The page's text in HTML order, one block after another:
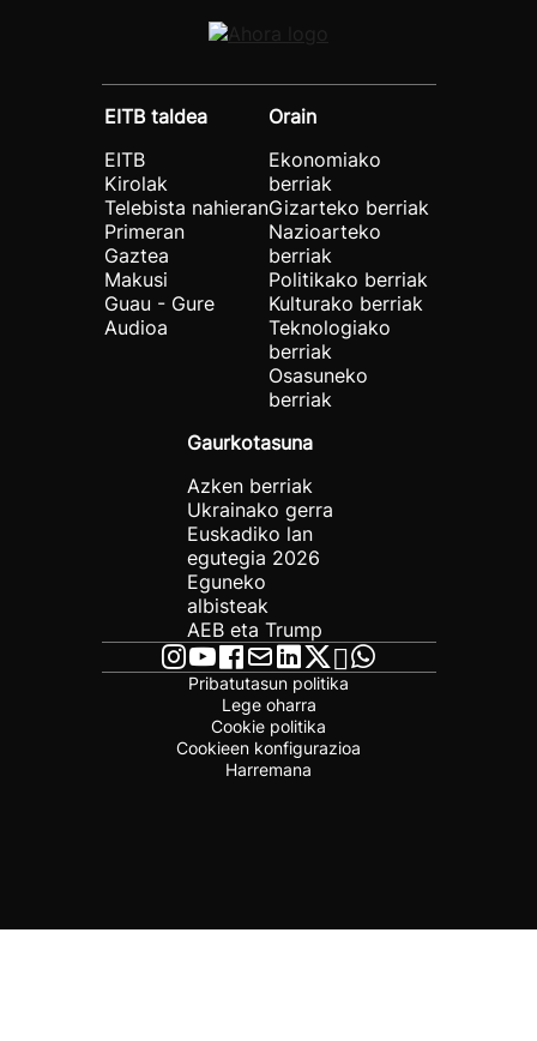
EITB taldea
EITB
Kirolak
Telebista nahieran
Primeran
Gaztea
Makusi
Guau - Gure
Audioa
Orain
Ekonomiako
berriak
Gizarteko berriak
Nazioarteko
berriak
Politikako berriak
Kulturako berriak
Teknologiako
berriak
Osasuneko
berriak
Gaurkotasuna
Azken berriak
Ukrainako gerra
Euskadiko lan
egutegia 2026
Eguneko
albisteak
AEB eta Trump
Pribatutasun politika
Lege oharra
Cookie politika
Cookieen konfigurazioa
Harremana